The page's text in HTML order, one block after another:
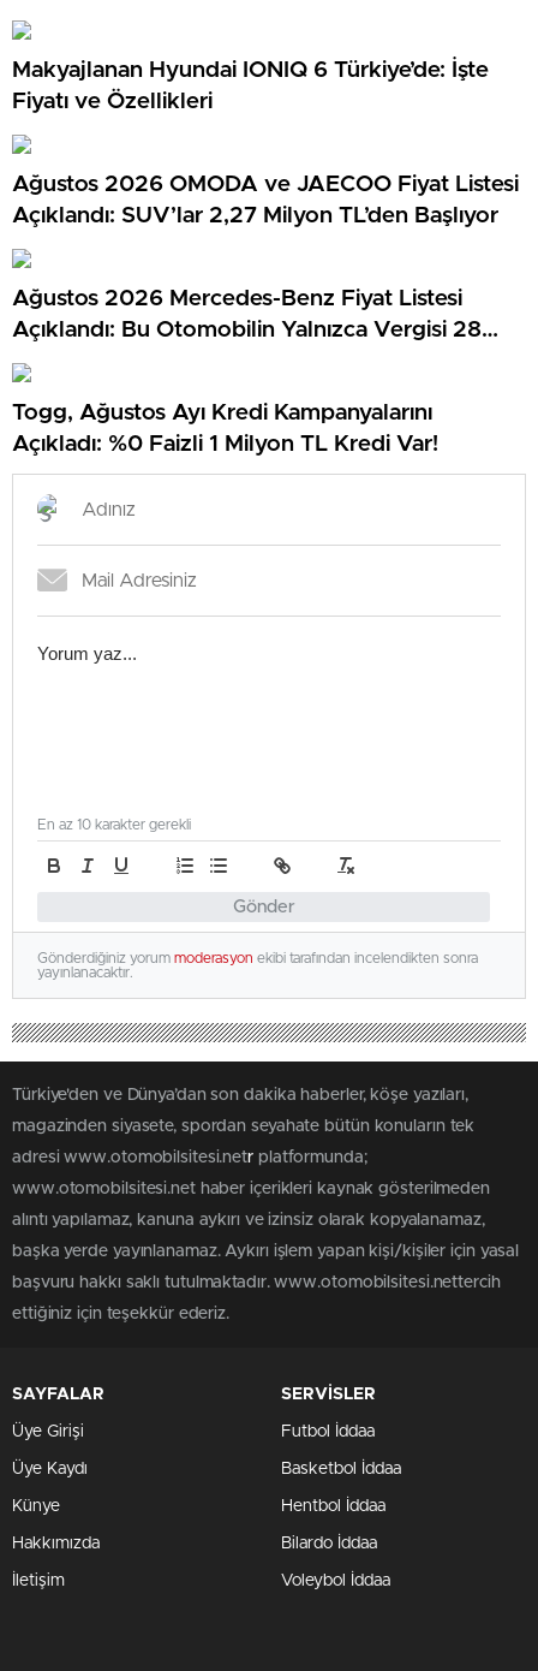
Makyajlanan Hyundai IONIQ 6 Türkiye’de: İşte
Fiyatı ve Özellikleri
Ağustos 2026 OMODA ve JAECOO Fiyat Listesi
Açıklandı: SUV’lar 2,27 Milyon TL’den Başlıyor
Ağustos 2026 Mercedes-Benz Fiyat Listesi
Açıklandı: Bu Otomobilin Yalnızca Vergisi 28
Milyon TL…
Togg, Ağustos Ayı Kredi Kampanyalarını
Açıkladı: %0 Faizli 1 Milyon TL Kredi Var!
Gönder
En az 10 karakter gerekli
Gönderdiğiniz yorum moderasyon ekibi tarafından incelendikten sonra
yayınlanacaktır.
Türkiye'den ve Dünya’dan son dakika haberler, köşe yazıları,
magazinden siyasete, spordan seyahate bütün konuların tek
adresi www.otomobilsitesi.netr platformunda;
www.otomobilsitesi.net haber içerikleri kaynak gösterilmeden
alıntı yapılamaz, kanuna aykırı ve izinsiz olarak kopyalanamaz,
başka yerde yayınlanamaz. Aykırı işlem yapan kişi/kişiler için yasal
başvuru hakkı saklı tutulmaktadır. www.otomobilsitesi.nettercih
ettiğiniz için teşekkür ederiz.
SAYFALAR
Üye Girişi
Üye Kaydı
Künye
Hakkımızda
İletişim
SERVİSLER
Futbol İddaa
Basketbol İddaa
Hentbol İddaa
Bilardo İddaa
Voleybol İddaa